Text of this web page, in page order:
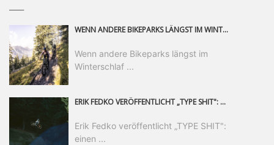
WENN ANDERE BIKEPARKS LÄNGST IM WINTERSCHLAF SIND, IST MAN IN SAALFELDEN LEOGANG IMMER NOCH AM MOUNTAINBIKEN. IST DER HERBST DIE SCHÖNSTE ZEIT DES JAHRES? AUF DEN TRAILS RUND UM SAALFELDEN LEOGANG UND IM EPIC BIKEPARK LEOGANG IST ER DAS AUF JEDEN FALL – UND DIE GEFÜHLT DIE LÄNGSTE NOCH DAZU. NOCH BIS MINDESTENS 8. NOVEMBER STEHT DAS PINZGAUER MOUNTAINBIKE-PARADIES ALLEN RIDERN OFFEN, DIE EINFACH NICHT GENUG KRIEGEN KÖNNEN. DABEI HÄLT DIE GOLDENE JAHRESZEIT IN SAALFELDEN LEOGANG WEIT MEHR ALS LINES, TRAILS UND HERBSTPANORAMEN BEREIT: MIT DEM BIKE FESTIVAL, VERSCHIEDENEN LADIES SHRED EVENTS UND EINEM DIE GESAMTE SAISON ANDAUERNDEN PHOTO CONTEST ZUM 25-JÄHRIGEN BIKEPARK-JUBILÄUM GIBT ES RUND UM ÖSTERREICHS ÄLTESTEN BIKEPARK EINIGES ZU ERLEBEN.
Wenn andere Bikeparks längst im
Winterschlaf ...
ERIK FEDKO VERÖFFENTLICHT „TYPE SHIT": EINEN 23-MINÜTIGEN MOUNTAINBIKE-FILM, ÜBER DREI JAHRE RUND UM DIE WELT GEDREHT. ZEITGLEICH LAUNCHT ER DIE GLEICHNAMIGE KOLLEKTION SEINER BRAND TYPE. EIN SEGMENT DES FILMS ERSCHEINT SEPARAT AUF RED BULL BIKE.
Erik Fedko veröffentlicht „TYPE SHIT":
einen ...